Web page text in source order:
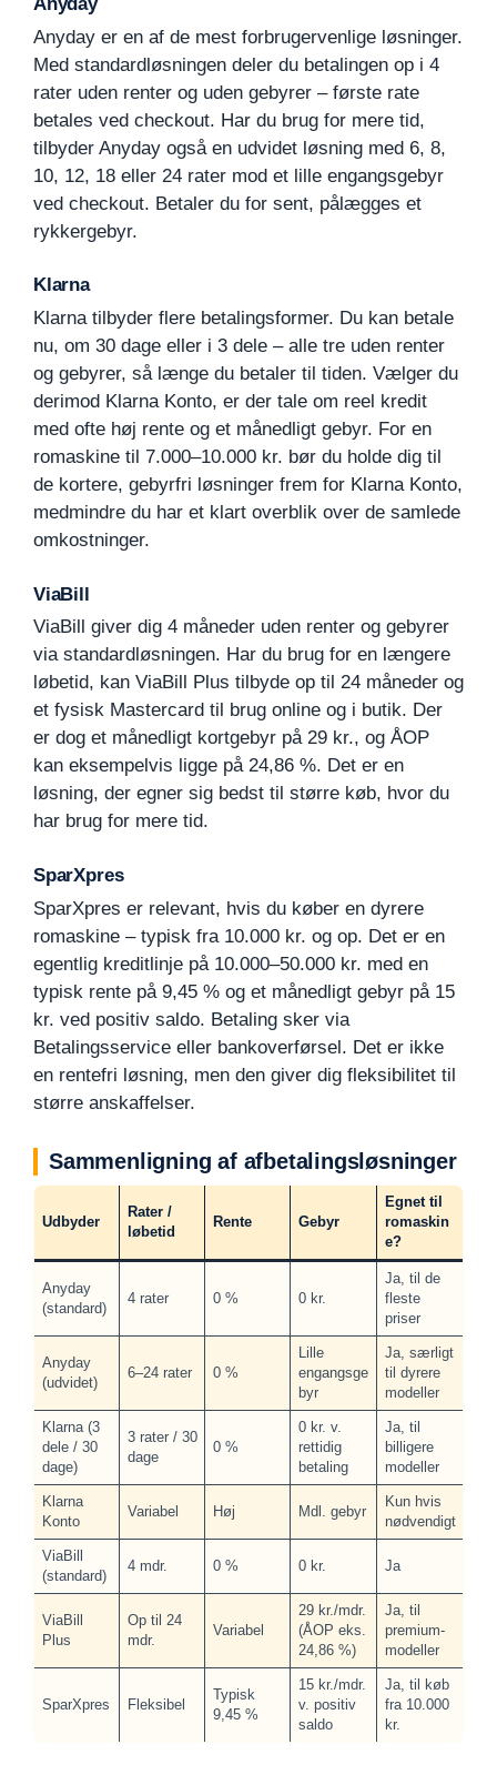
Anyday er en af de mest forbrugervenlige løsninger.
Med standardløsningen deler du betalingen op i 4
rater uden renter og uden gebyrer – første rate
betales ved checkout. Har du brug for mere tid,
tilbyder Anyday også en udvidet løsning med 6, 8,
10, 12, 18 eller 24 rater mod et lille engangsgebyr
ved checkout. Betaler du for sent, pålægges et
rykkergebyr.
Klarna
Klarna tilbyder flere betalingsformer. Du kan betale
nu, om 30 dage eller i 3 dele – alle tre uden renter
og gebyrer, så længe du betaler til tiden. Vælger du
derimod Klarna Konto, er der tale om reel kredit
med ofte høj rente og et månedligt gebyr. For en
romaskine til 7.000–10.000 kr. bør du holde dig til
de kortere, gebyrfri løsninger frem for Klarna Konto,
medmindre du har et klart overblik over de samlede
omkostninger.
ViaBill
ViaBill giver dig 4 måneder uden renter og gebyrer
via standardløsningen. Har du brug for en længere
løbetid, kan ViaBill Plus tilbyde op til 24 måneder og
et fysisk Mastercard til brug online og i butik. Der
er dog et månedligt kortgebyr på 29 kr., og ÅOP
kan eksempelvis ligge på 24,86 %. Det er en
løsning, der egner sig bedst til større køb, hvor du
har brug for mere tid.
SparXpres
SparXpres er relevant, hvis du køber en dyrere
romaskine – typisk fra 10.000 kr. og op. Det er en
egentlig kreditlinje på 10.000–50.000 kr. med en
typisk rente på 9,45 % og et månedligt gebyr på 15
kr. ved positiv saldo. Betaling sker via
Betalingsservice eller bankoverførsel. Det er ikke
en rentefri løsning, men den giver dig fleksibilitet til
større anskaffelser.
Sammenligning af afbetalingsløsninger
Udbyder
Rater /
løbetid
Rente Gebyr
Egnet til
romaskin
e?
Anyday
(standard)
4 rater 0 % 0 kr.
Ja, til de
fleste
priser
Anyday
(udvidet)
6–24 rater 0 %
Lille
engangsge
byr
Ja, særligt
til dyrere
modeller
Klarna (3
dele / 30
dage)
3 rater / 30
dage
0 %
0 kr. v.
rettidig
betaling
Ja, til
billigere
modeller
Klarna
Konto
Variabel Høj Mdl. gebyr
Kun hvis
nødvendigt
ViaBill
(standard)
4 mdr. 0 % 0 kr. Ja
ViaBill
Plus
Op til 24
mdr.
Variabel
29 kr./mdr.
(ÅOP eks.
24,86 %)
Ja, til
premium-
modeller
SparXpres Fleksibel
Typisk
9,45 %
15 kr./mdr.
v. positiv
saldo
Ja, til køb
fra 10.000
kr.